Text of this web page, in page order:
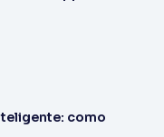
como